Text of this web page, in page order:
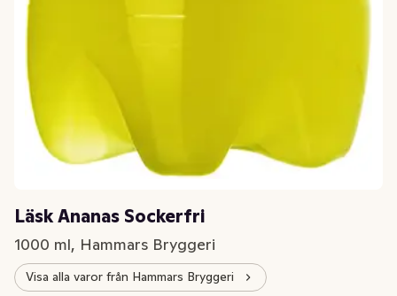
Läsk Ananas Sockerfri
1000 ml, Hammars Bryggeri
Visa alla varor från Hammars Bryggeri